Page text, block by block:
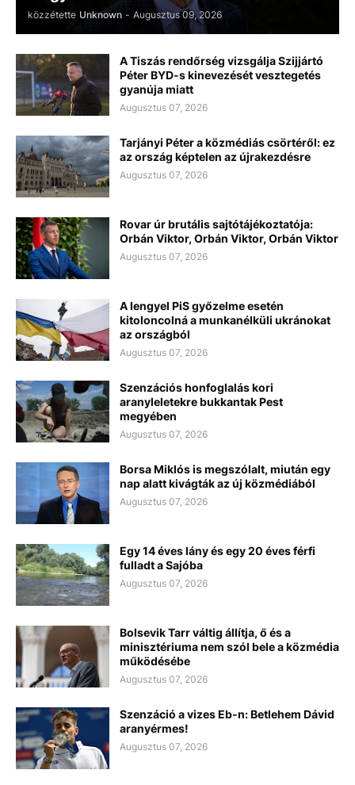
közzétette Unknown - Augusztus 09, 2026
A Tiszás rendőrség vizsgálja Szijjártó
Péter BYD-s kinevezését vesztegetés
gyanúja miatt
Augusztus 07, 2026
Tarjányi Péter a közmédiás csörtéről: ez
az ország képtelen az újrakezdésre
Augusztus 07, 2026
Rovar úr brutális sajtótájékoztatója:
Orbán Viktor, Orbán Viktor, Orbán Viktor
Augusztus 07, 2026
A lengyel PiS győzelme esetén
kitoloncolná a munkanélküli ukránokat
az országból
Augusztus 07, 2026
Szenzációs honfoglalás kori
aranyleletekre bukkantak Pest
megyében
Augusztus 07, 2026
Borsa Miklós is megszólalt, miután egy
nap alatt kivágták az új közmédiából
Augusztus 07, 2026
Egy 14 éves lány és egy 20 éves férfi
fulladt a Sajóba
Augusztus 07, 2026
Bolsevik Tarr váltig állítja, ő és a
minisztériuma nem szól bele a közmédia
működésébe
Augusztus 07, 2026
Szenzáció a vizes Eb-n: Betlehem Dávid
aranyérmes!
Augusztus 07, 2026